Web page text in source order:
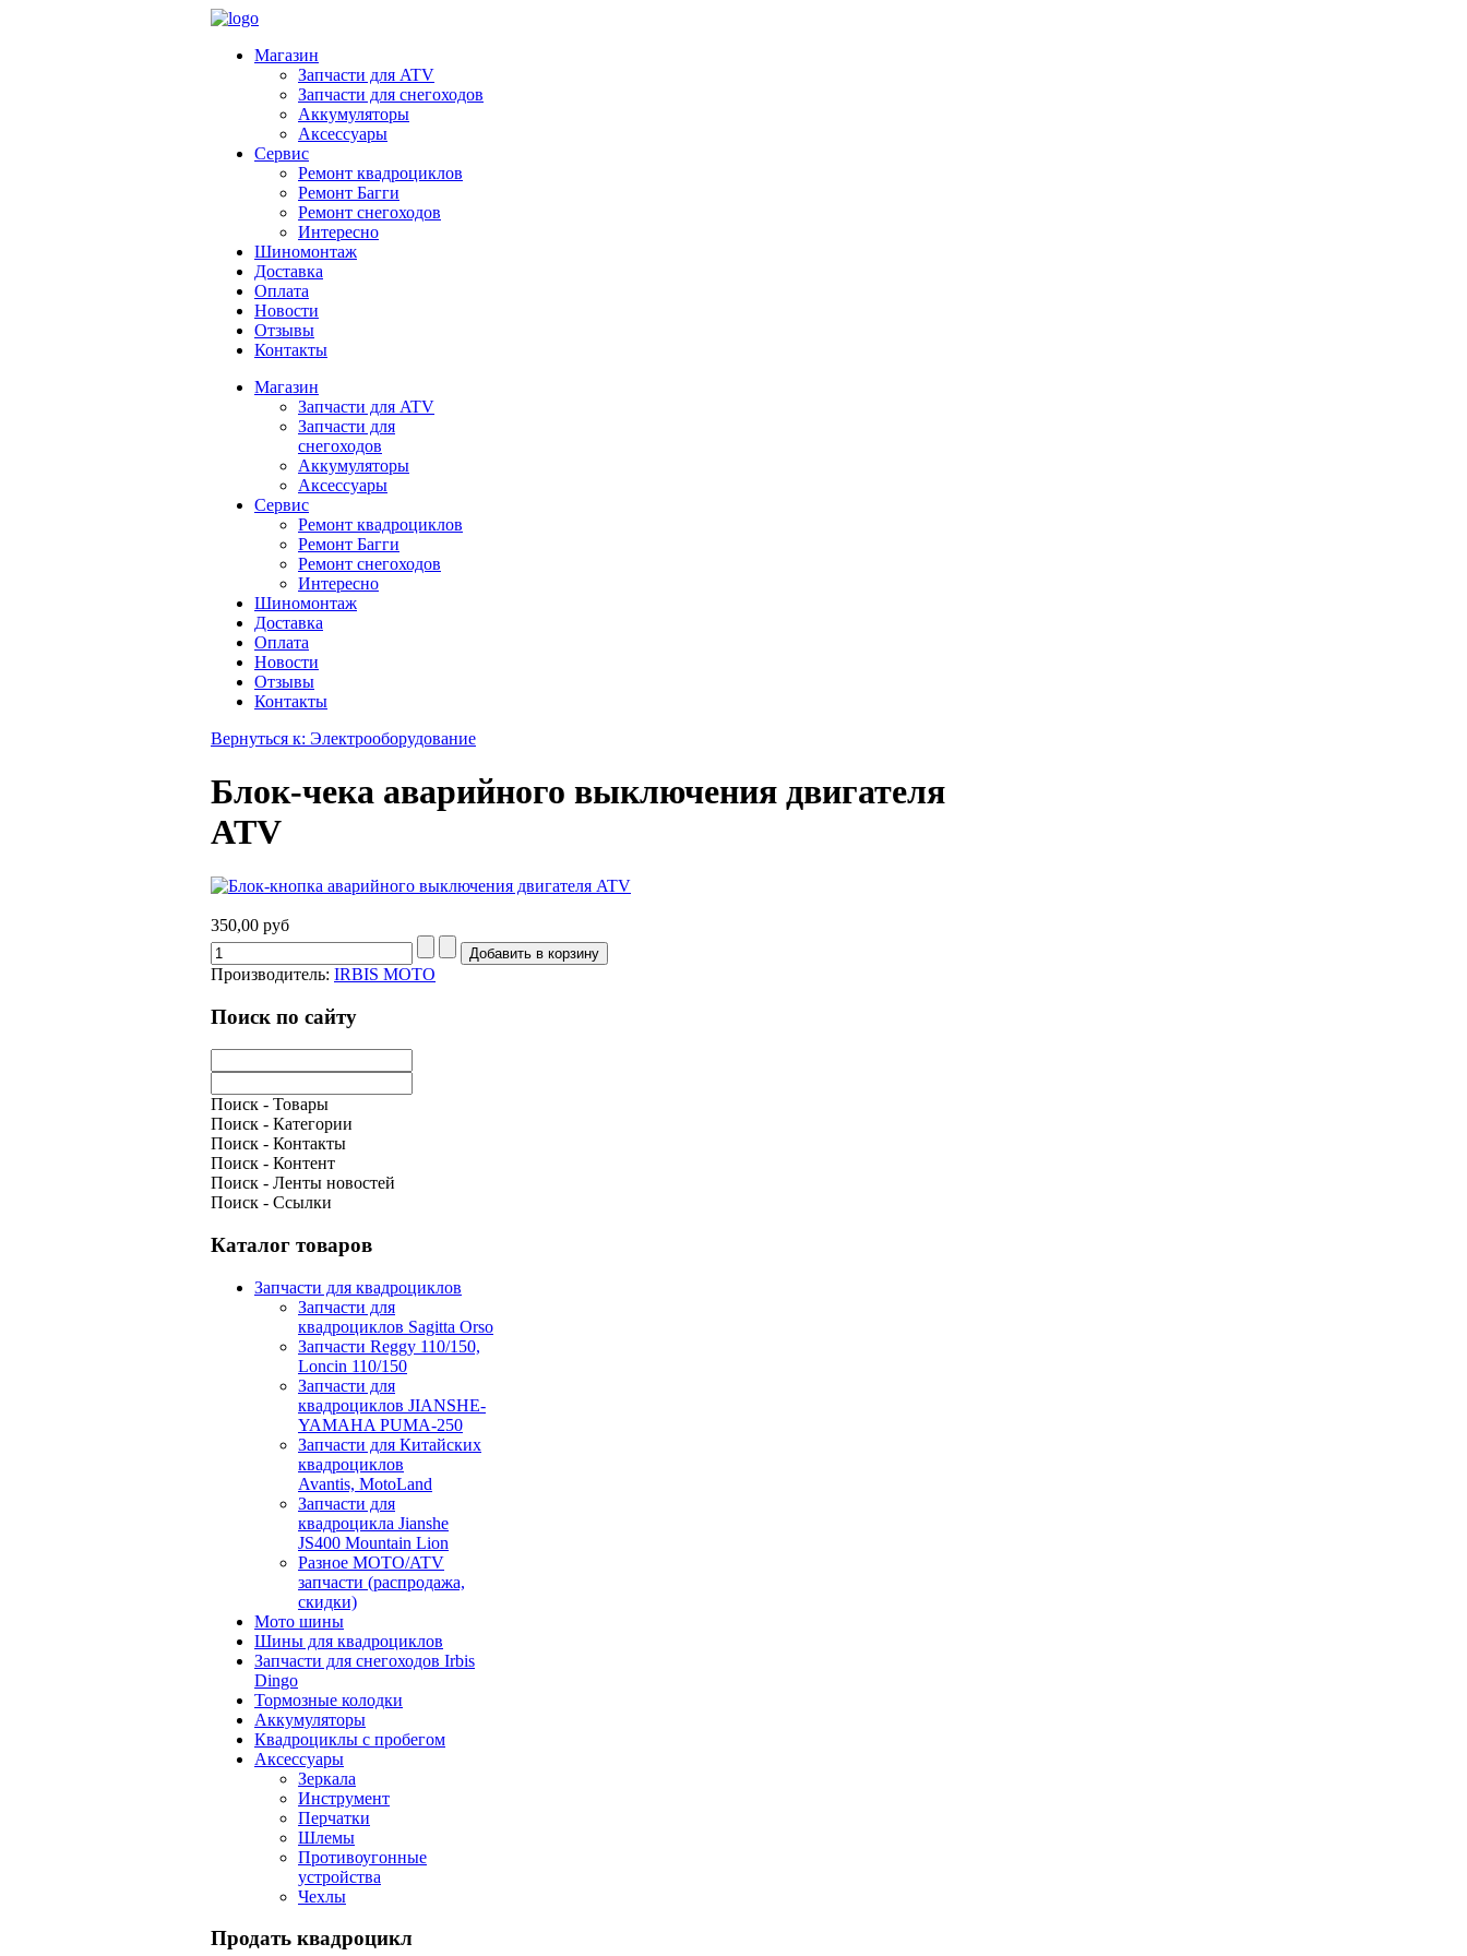
Магазин
Запчасти для ATV
Запчасти для снегоходов
Аккумуляторы
Аксессуары
Сервис
Ремонт квадроциклов
Ремонт Багги
Ремонт снегоходов
Интересно
Шиномонтаж
Доставка
Оплата
Новости
Отзывы
Контакты
Магазин
Запчасти для ATV
Запчасти для
снегоходов
Аккумуляторы
Аксессуары
Сервис
Ремонт квадроциклов
Ремонт Багги
Ремонт снегоходов
Интересно
Шиномонтаж
Доставка
Оплата
Новости
Отзывы
Контакты
Вернуться к: Электрооборудование
Блок-чека аварийного выключения двигателя
ATV
350,00 руб
Производитель: IRBIS MOTO
Поиск по сайту
Поиск - Товары
Поиск - Категории
Поиск - Контакты
Поиск - Контент
Поиск - Ленты новостей
Поиск - Ссылки
Каталог товаров
Запчасти для квадроциклов
Запчасти для
квадроциклов Sagitta Orso
Запчасти Reggy 110/150,
Loncin 110/150
Запчасти для
квадроциклов JIANSHE-
YAMAHA PUMA-250
Запчасти для Китайских
квадроциклов
Avantis, MotoLand
Запчасти для
квадроцикла Jianshe
JS400 Mountain Lion
Разное МОТО/ATV
запчасти (распродажа,
скидки)
Мото шины
Шины для квадроциклов
Запчасти для снегоходов Irbis
Dingo
Тормозные колодки
Аккумуляторы
Квадроциклы с пробегом
Аксессуары
Зеркала
Инструмент
Перчатки
Шлемы
Противоугонные
устройства
Чехлы
Продать квадроцикл